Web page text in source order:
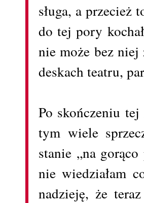
sługa, a przecież
do tej pory
nie może bez
deskach teatru,
Po skończeniu
tym wiele
stanie „na
nie wiedziałam
nadzieję, że